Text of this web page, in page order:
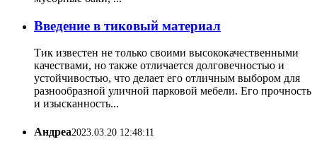
Введение в тиковый материал
Тик известен не только своими высококачественными
качествами, но также отличается долговечностью и
устойчивостью, что делает его отличным выбором для
разнообразной уличной парковой мебели. Его прочность
и изысканность...
Андреа2023.03.20 12:48:11